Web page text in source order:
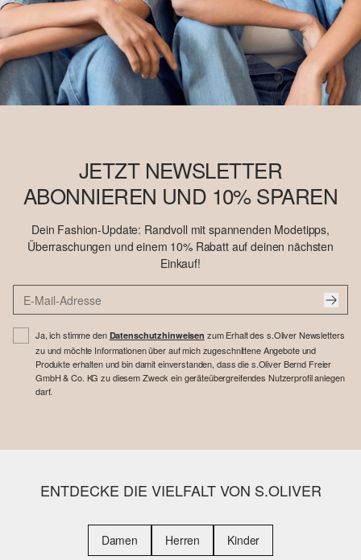
JETZT NEWSLETTER
ABONNIEREN UND 10% SPAREN
Dein Fashion-Update: Randvoll mit spannenden Modetipps,
Überraschungen und einem 10% Rabatt auf deinen nächsten
Einkauf!
Ja, ich stimme den Datenschutzhinweisen zum Erhalt des s.Oliver Newsletters
zu und möchte Informationen über auf mich zugeschnittene Angebote und
Produkte erhalten und bin damit einverstanden, dass die s.Oliver Bernd Freier
GmbH & Co. KG zu diesem Zweck ein geräteübergreifendes Nutzerprofil anlegen
darf.
ENTDECKE DIE VIELFALT VON S.OLIVER
Damen Herren Kinder